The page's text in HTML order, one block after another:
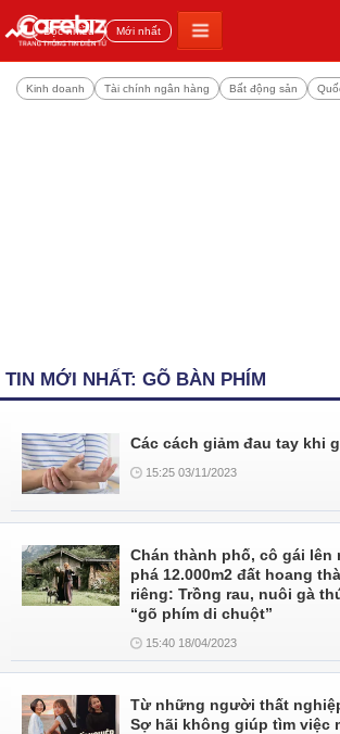
Đọc nhiều Mới nhất
Kinh doanh Tài chính ngân hàng Bất động sản
TIN MỚI NHẤT: GÕ BÀN PHÍM
Các cách giảm đau tay khi
15:25 03/11/2023
Chán thành phố, cô gái lên
phá 12.000m2 đất hoang
riêng: Trồng rau, nuôi gà
“gõ phím di chuột”
15:40 18/04/2023
Từ những người thất
Sợ hãi không giúp tìm việc